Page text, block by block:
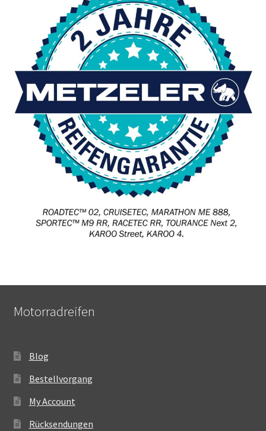
Motorradreifen
Blog
Bestellvorgang
My Account
Rücksendungen